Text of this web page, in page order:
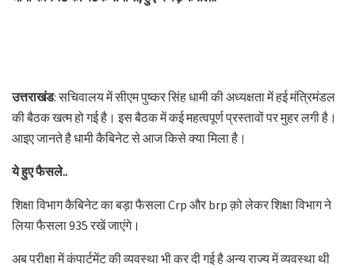
उत्तराखंड: सचिवालय में सीएम पुष्कर सिंह धामी की अध्यक्षता में हई मंत्रिमंडल
की बैठक खत्म हो गई है। इस बैठक में कई महत्वपूर्ण प्रस्तावों पर मुहर लगी है।
आइए जानते है धामी कैबिनेट से आज किसे क्या मिला है।
ये हुए फैसले..
शिक्षा विभाग कैबिनेट का बड़ा फैसला Crp और brp क़ो लेकर शिक्षा विभाग ने
लिया फैसला 935 रखें जाएंगे।
अब परीक्षा में कंपार्टमेंट की व्यवस्था भी कर दी गई है अन्य राज्य में व्यवस्था थी